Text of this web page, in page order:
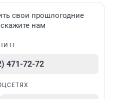
свои прошлогодние
нам
471-72-72